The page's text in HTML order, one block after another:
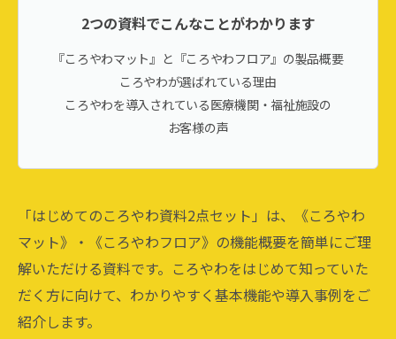
2つの資料でこんなことがわかります
『ころやわマット』と『ころやわフロア』の製品概要
ころやわが選ばれている理由
ころやわを導入されている医療機関・福祉施設の
お客様の声
「はじめてのころやわ資料2点セット」は、《ころやわ
マット》・《ころやわフロア》の機能概要を簡単にご理
解いただける資料です。ころやわをはじめて知っていた
だく方に向けて、わかりやすく基本機能や導入事例をご
紹介します。